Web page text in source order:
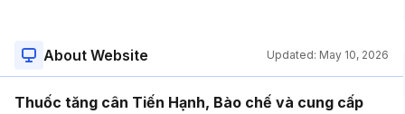
About Website Updated: May 10, 2026
Thuốc tăng cân Tiến Hạnh, Bào chế và cung cấp